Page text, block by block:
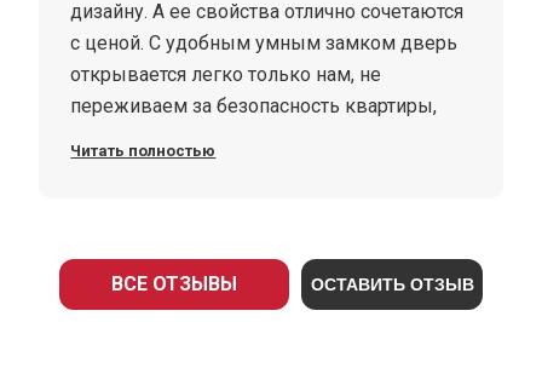
дизайну. А ее свойства отлично сочетаются
с ценой. С удобным умным замком дверь
открывается легко только нам, не
переживаем за безопасность квартиры,
Читать полностью
ВСЕ ОТЗЫВЫ ОСТАВИТЬ ОТЗЫВ